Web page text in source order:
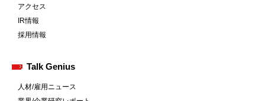
アクセス
IR情報
採用情報
Talk Genius
人材/雇用ニュース